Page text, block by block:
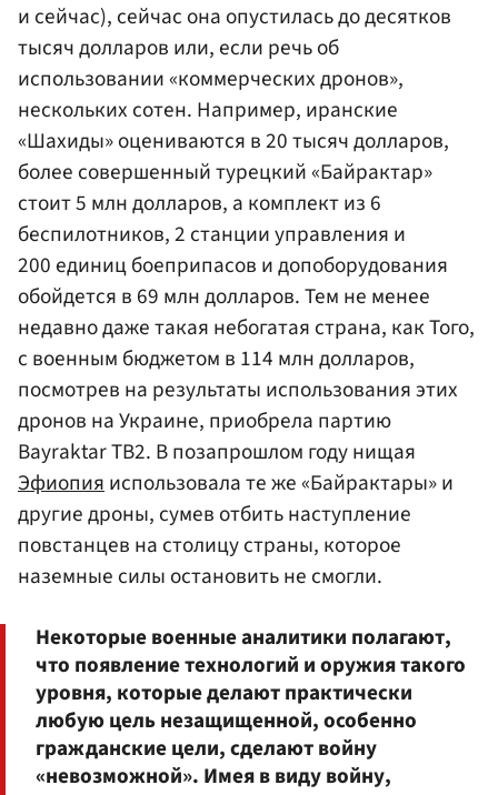
и сейчас), сейчас она опустилась до десятков
тысяч долларов или, если речь об
использовании «коммерческих дронов»,
нескольких сотен. Например, иранские
«Шахиды» оцениваются в 20 тысяч долларов,
более совершенный турецкий «Байрактар»
стоит 5 млн долларов, а комплект из 6
беспилотников, 2 станции управления и
200 единиц боеприпасов и допоборудования
обойдется в 69 млн долларов. Тем не менее
недавно даже такая небогатая страна, как Того,
с военным бюджетом в 114 млн долларов,
посмотрев на результаты использования этих
дронов на Украине, приобрела партию
Bayraktar TB2. В позапрошлом году нищая
Эфиопияиспользовала те же «Байрактары» и
другие дроны, сумев отбить наступление
повстанцев на столицу страны, которое
наземные силы остановить не смогли.
Некоторые военные аналитики полагают,
что появление технологий и оружия такого
уровня, которые делают практически
любую цель незащищенной, особенно
гражданские цели, сделают войну
«невозможной». Имея в виду войну,